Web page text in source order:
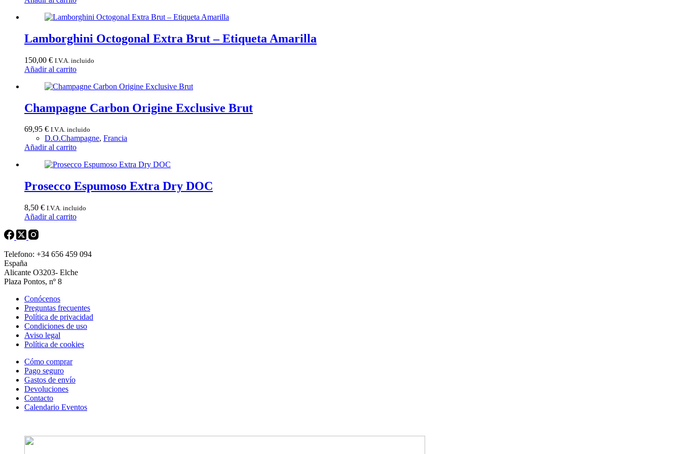
Lamborghini Octogonal Extra Brut – Etiqueta Amarilla
150,00 € I.V.A. incluido
Añadir al carrito
Champagne Carbon Origine Exclusive Brut
69,95 € I.V.A. incluido
D.O.Champagne, Francia
Añadir al carrito
Prosecco Espumoso Extra Dry DOC
8,50 € I.V.A. incluido
Añadir al carrito
Telefono: +34 656 459 094
España
Alicante O3203- Elche
Plaza Pontos, nº 8
Conócenos
Preguntas frecuentes
Política de privacidad
Condiciones de uso
Aviso legal
Política de cookies
Cómo comprar
Pago seguro
Gastos de envío
Devoluciones
Contacto
Calendario Eventos